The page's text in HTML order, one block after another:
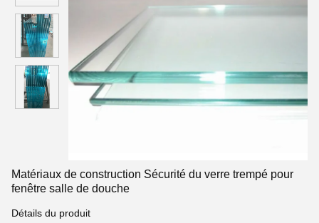
Matériaux de construction Sécurité du verre trempé pour
fenêtre salle de douche
Détails du produit